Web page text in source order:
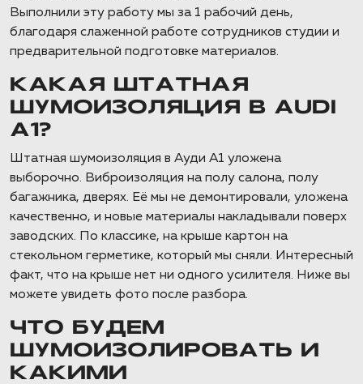
Выполнили эту работу мы за 1 рабочий день,
благодаря слаженной работе сотрудников студии и
предварительной подготовке материалов.
КАКАЯ ШТАТНАЯ
ШУМОИЗОЛЯЦИЯ В AUDI
A1?
Штатная шумоизоляция в Ауди А1 уложена
выборочно. Виброизоляция на полу салона, полу
багажника, дверях. Её мы не демонтировали, уложена
качественно, и новые материалы накладывали поверх
заводских. По классике, на крыше картон на
стекольном герметике, который мы сняли. Интересный
факт, что на крыше нет ни одного усилителя. Ниже вы
можете увидеть фото после разбора.
ЧТО БУДЕМ
ШУМОИЗОЛИРОВАТЬ И
КАКИМИ